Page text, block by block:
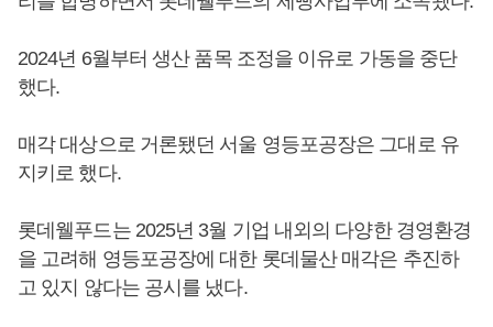
2024년 6월부터 생산 품목 조정을 이유로 가동을 중단
했다.
매각 대상으로 거론됐던 서울 영등포공장은 그대로 유
지키로 했다.
롯데웰푸드는 2025년 3월 기업 내외의 다양한 경영환경
을 고려해 영등포공장에 대한 롯데물산 매각은 추진하
고 있지 않다는 공시를 냈다.